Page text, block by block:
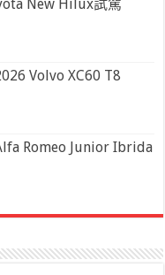
New Hilux試駕
Volvo XC60 T8
Romeo Junior Ibrida